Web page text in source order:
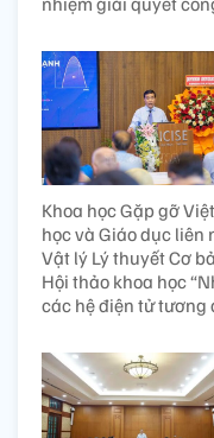
Khoa học Gặp gỡ
học và Giáo dục liên
Vật lý Lý thuyết Cơ
Hội thảo khoa học
các hệ điện tử tương